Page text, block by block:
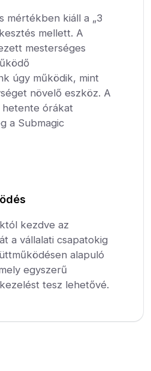
mértékben kiáll a „3
mellett. A
mesterséges
úgy működik, mint
növelő eszköz. A
órákat
a Submagic
kezdve az
a vállalati csapatokig
alapuló
egyszerű
tesz lehetővé.